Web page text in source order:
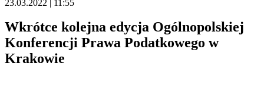
23.03.2022 | 11:55
Wkrótce kolejna edycja Ogólnopolskiej
Konferencji Prawa Podatkowego w
Krakowie